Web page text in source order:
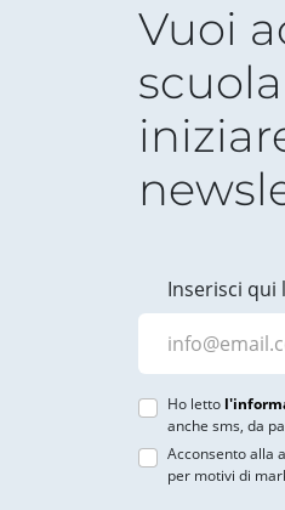
Vuoi
Inserisci qui
Ho letto
anche sms, da
Acconsento alla
per motivi di